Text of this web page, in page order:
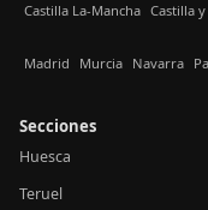
Castilla La-Mancha Castilla
Madrid Murcia Navarra
Secciones
Huesca
Teruel